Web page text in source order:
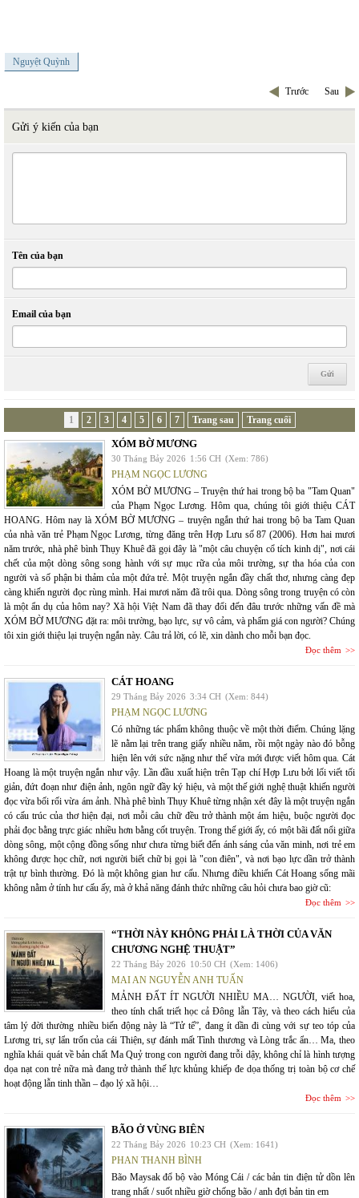
Nguyệt Quỳnh
Trước Sau
Gửi ý kiến của bạn
Tên của bạn
Email của bạn
1 2 3 4 5 6 7 Trang sau Trang cuối
XÓM BỜ MƯƠNG
30 Tháng Bảy 2026 1:56 CH (Xem: 786)
PHẠM NGỌC LƯƠNG
XÓM BỜ MƯƠNG – Truyện thứ hai trong bộ ba "Tam Quan"
của Phạm Ngọc Lương. Hôm qua, chúng tôi giới thiệu CÁT
HOANG. Hôm nay là XÓM BỜ MƯƠNG – truyện ngắn thứ hai trong bộ ba Tam Quan
của nhà văn trẻ Phạm Ngọc Lương, từng đăng trên Hợp Lưu số 87 (2006). Hơn hai mươi
năm trước, nhà phê bình Thụy Khuê đã gọi đây là "một câu chuyện cổ tích kinh dị", nơi cái
chết của một dòng sông song hành với sự mục rữa của môi trường, sự tha hóa của con
người và số phận bi thảm của một đứa trẻ. Một truyện ngắn đầy chất thơ, nhưng càng đẹp
càng khiến người đọc rùng mình. Hai mươi năm đã trôi qua. Dòng sông trong truyện có còn
là một ẩn dụ của hôm nay? Xã hội Việt Nam đã thay đổi đến đâu trước những vấn đề mà
XÓM BỜ MƯƠNG đặt ra: môi trường, bạo lực, sự vô cảm, và phẩm giá con người? Chúng
tôi xin giới thiệu lại truyện ngắn này. Câu trả lời, có lẽ, xin dành cho mỗi bạn đọc.
Đọc thêm
CÁT HOANG
29 Tháng Bảy 2026 3:34 CH (Xem: 844)
PHẠM NGỌC LƯƠNG
Có những tác phẩm không thuộc về một thời điểm. Chúng lặng
lẽ nằm lại trên trang giấy nhiều năm, rồi một ngày nào đó bỗng
hiện lên với sức nặng như thể vừa mới được viết hôm qua. Cát
Hoang là một truyện ngắn như vậy. Lần đầu xuất hiện trên Tạp chí Hợp Lưu bởi lối viết tối
giản, đứt đoạn như điện ảnh, ngôn ngữ đầy ký hiệu, và một thế giới nghệ thuật khiến người
đọc vừa bối rối vừa ám ảnh. Nhà phê bình Thụy Khuê từng nhận xét đây là một truyện ngắn
có cấu trúc của thơ hiện đại, nơi mỗi câu chữ đều trở thành một ám hiệu, buộc người đọc
phải đọc bằng trực giác nhiều hơn bằng cốt truyện. Trong thế giới ấy, có một bãi đất nổi giữa
dòng sông, một cộng đồng sống như chưa từng biết đến ánh sáng của văn minh, nơi trẻ em
không được học chữ, nơi người biết chữ bị gọi là "con điên", và nơi bạo lực dần trở thành
trật tự bình thường. Đó là một không gian hư cấu. Nhưng điều khiến Cát Hoang sống mãi
không nằm ở tính hư cấu ấy, mà ở khả năng đánh thức những câu hỏi chưa bao giờ cũ:
Đọc thêm
“THỜI NÀY KHÔNG PHẢI LÀ THỜI CỦA VĂN
CHƯƠNG NGHỆ THUẬT”
22 Tháng Bảy 2026 10:50 CH (Xem: 1406)
MAI AN NGUYỄN ANH TUẤN
MẢNH ĐẤT ÍT NGƯỜI NHIỀU MA… NGƯỜI, viết hoa,
theo tính chất triết học cả Đông lẫn Tây, và theo cách hiểu của
tâm lý đời thường nhiều biến động này là “Tử tế”, đang ít dần đi cùng với sự teo tóp của
Lương tri, sự lẩn trốn của cái Thiện, sự đánh mất Tình thương và Lòng trắc ẩn… Ma, theo
nghĩa khái quát về bản chất Ma Quỷ trong con người đang trỗi dậy, không chỉ là hình tượng
dọa nạt con trẻ nữa mà đang trở thành thế lực khủng khiếp đe dọa thống trị toàn bộ cơ chế
hoạt động lẫn tinh thần – đạo lý xã hội…
Đọc thêm
BÃO Ở VÙNG BIÊN
22 Tháng Bảy 2026 10:23 CH (Xem: 1641)
PHAN THANH BÌNH
Bão Maysak đổ bộ vào Móng Cái / các bản tin điện tử dồn lên
trang nhất / suốt nhiều giờ chống bão / anh đợi bản tin em